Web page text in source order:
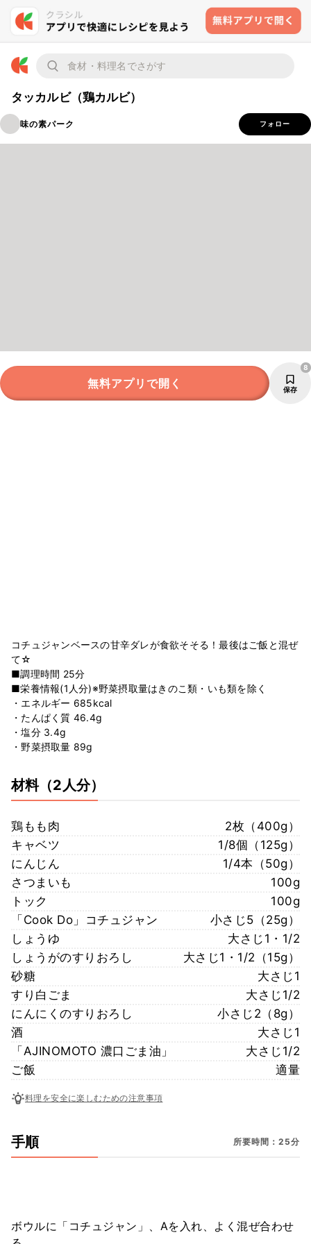
タッカルビ（鶏カルビ）
味の素パーク フォロー
無料アプリで開く 保存
8
コチュジャンベースの甘辛ダレが食欲そそる！最後はご飯と混ぜ
て☆
■調理時間 25分
■栄養情報(1人分)※野菜摂取量はきのこ類・いも類を除く
・エネルギー 685kcal
・たんぱく質 46.4g
・塩分 3.4g
・野菜摂取量 89g
材料（2人分）
鶏もも肉
2枚（400g）
キャベツ
1/8個（125g）
にんじん
1/4本（50g）
さつまいも
100g
トック
100g
「Cook Do」コチュジャン
小さじ5（25g）
しょうゆ
大さじ1・1/2
しょうがのすりおろし
大さじ1・1/2（15g）
砂糖
大さじ1
すり白ごま
大さじ1/2
にんにくのすりおろし
小さじ2（8g）
酒
大さじ1
「AJINOMOTO 濃口ごま油」
大さじ1/2
ご飯
適量
料理を安全に楽しむための注意事項
手順 所要時間：25分
ボウルに「コチュジャン」、Aを入れ、よく混ぜ合わせ